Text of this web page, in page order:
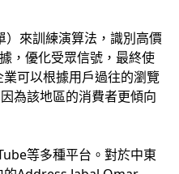
）來訓練演算法，識別高價
，優化受眾信號，最終使
可以根據用戶過往的瀏覽
為該地區的消費者更傾向
等多種平台。對於中東